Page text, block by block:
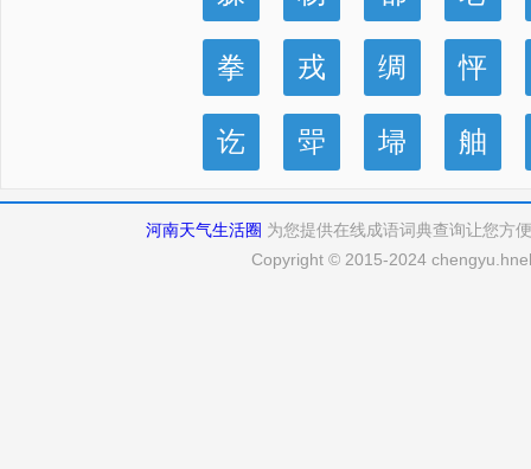
拳 戎 绸 怦
讫 斝 埽 舳
河南天气生活圈 为您提供在线成语词典查询让您方
Copyright © 2015-2024